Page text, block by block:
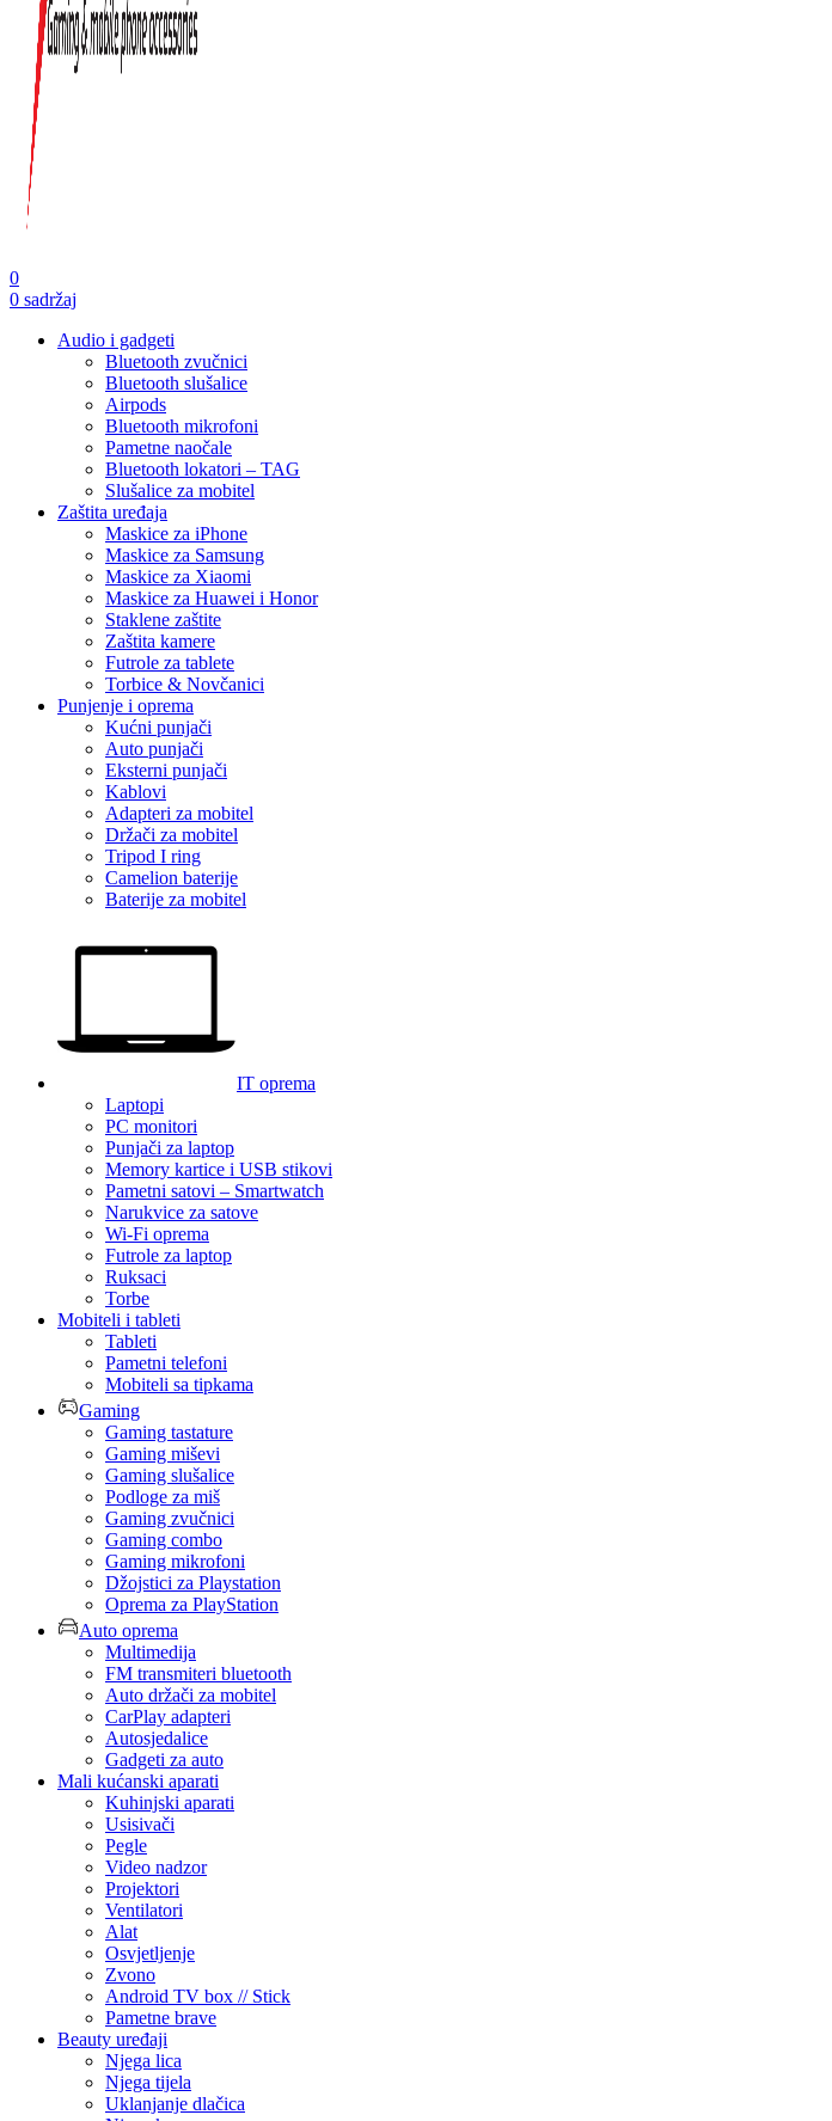
0
0 sadržaj
Audio i gadgeti
Bluetooth zvučnici
Bluetooth slušalice
Airpods
Bluetooth mikrofoni
Pametne naočale
Bluetooth lokatori – TAG
Slušalice za mobitel
Zaštita uređaja
Maskice za iPhone
Maskice za Samsung
Maskice za Xiaomi
Maskice za Huawei i Honor
Staklene zaštite
Zaštita kamere
Futrole za tablete
Torbice & Novčanici
Punjenje i oprema
Kućni punjači
Auto punjači
Eksterni punjači
Kablovi
Adapteri za mobitel
Držači za mobitel
Tripod I ring
Camelion baterije
Baterije za mobitel
IT oprema
Laptopi
PC monitori
Punjači za laptop
Memory kartice i USB stikovi
Pametni satovi – Smartwatch
Narukvice za satove
Wi-Fi oprema
Futrole za laptop
Ruksaci
Torbe
Mobiteli i tableti
Tableti
Pametni telefoni
Mobiteli sa tipkama
Gaming
Gaming tastature
Gaming miševi
Gaming slušalice
Podloge za miš
Gaming zvučnici
Gaming combo
Gaming mikrofoni
Džojstici za Playstation
Oprema za PlayStation
Auto oprema
Multimedija
FM transmiteri bluetooth
Auto držači za mobitel
CarPlay adapteri
Autosjedalice
Gadgeti za auto
Mali kućanski aparati
Kuhinjski aparati
Usisivači
Pegle
Video nadzor
Projektori
Ventilatori
Alat
Osvjetljenje
Zvono
Android TV box // Stick
Pametne brave
Beauty uređaji
Njega lica
Njega tijela
Uklanjanje dlačica